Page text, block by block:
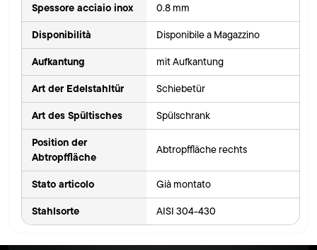
Spessore acciaio inox 0.8 mm
Disponibilità Disponibile a Magazzino
Aufkantung mit Aufkantung
Art der Edelstahltür Schiebetür
Art des Spültisches Spülschrank
Position der
Abtropffläche
Abtropffläche rechts
Stato articolo Già montato
Stahlsorte AISI 304-430